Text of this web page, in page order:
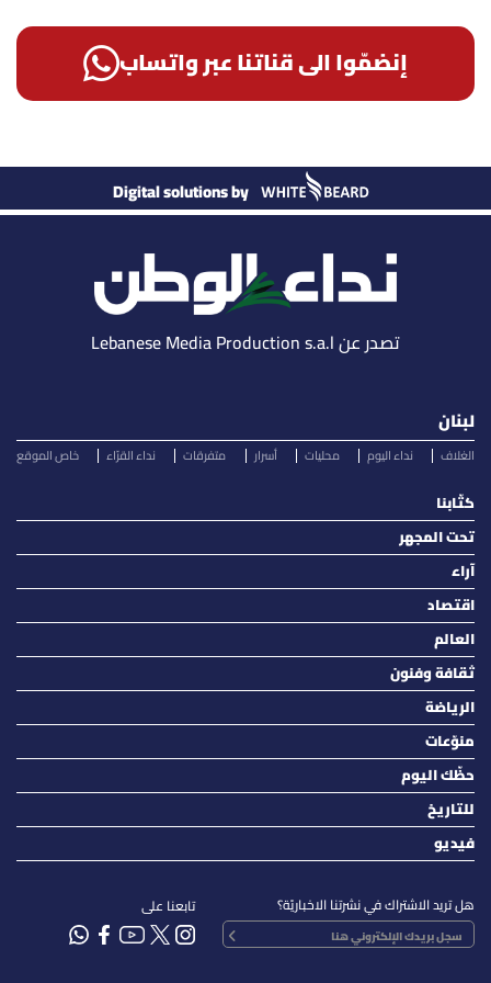
إنضمّوا الى قناتنا عبر واتساب
Digital solutions by
تصدر عن Lebanese Media Production s.a.l
لبنان
الغلاف نداء اليوم محليات أسرار متفرقات نداء القرّاء خاص الموقع
كتّابنا
تحت المجهر
آراء
اقتصاد
العالم
ثقافة وفنون
الرياضة
منوّعات
حظّك اليوم
للتاريخ
فيديو
هل تريد الاشتراك في نشرتنا الاخباريّة؟ تابعنا على